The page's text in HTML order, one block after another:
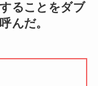
ることをダブ
んだ。